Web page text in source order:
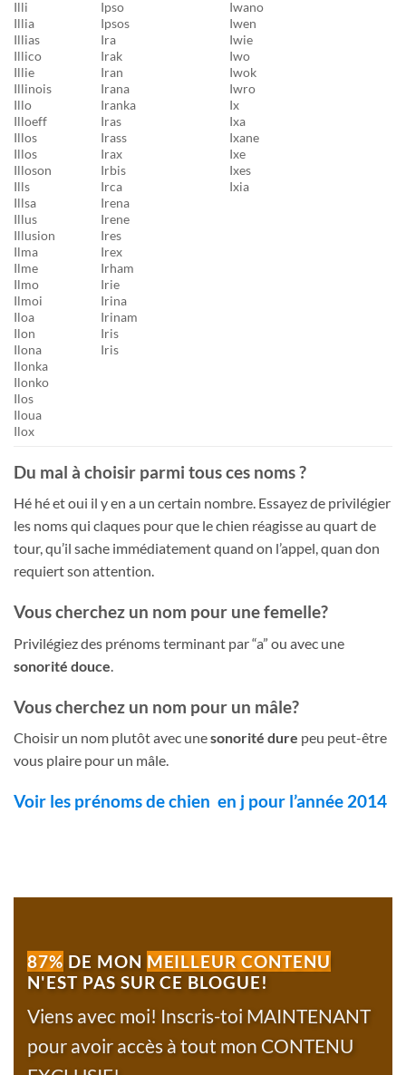
Illi
Illia
Illias
Illico
Illie
Illinois
Illo
Illoeff
Illos
Illos
Illoson
Ills
Illsa
Illus
Illusion
Ilma
Ilme
Ilmo
Ilmoi
Iloa
Ilon
Ilona
Ilonka
Ilonko
Ilos
Iloua
Ilox
Ipso
Ipsos
Ira
Irak
Iran
Irana
Iranka
Iras
Irass
Irax
Irbis
Irca
Irena
Irene
Ires
Irex
Irham
Irie
Irina
Irinam
Iris
Iris
Iwano
Iwen
Iwie
Iwo
Iwok
Iwro
Ix
Ixa
Ixane
Ixe
Ixes
Ixia
Du mal à choisir parmi tous ces noms ?
Hé hé et oui il y en a un certain nombre. Essayez de privilégier
les noms qui claques pour que le chien réagisse au quart de
tour, qu’il sache immédiatement quand on l’appel, quan don
requiert son attention.
Vous cherchez un nom pour une femelle?
Privilégiez des prénoms terminant par “a” ou avec une
sonorité douce
Vous cherchez un nom pour un mâle?
Choisir un nom plutôt avec unesonorité dure peu peut-être
vous plaire pour un mâle.
Voir les prénoms de chien en j pour l’année 2014
87%DE MON MEILLEUR CONTENU
N'EST PAS SUR CE BLOGUE!
Viens avec moi! Inscris-toi MAINTENANT
pour avoir accès à tout mon CONTENU